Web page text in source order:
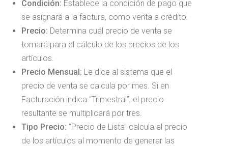
Condición: Establece la condición de pago que
se asignará a la factura, como venta a crédito.
Precio: Determina cuál precio de venta se
tomará para el cálculo de los precios de los
artículos.
Precio Mensual: Le dice al sistema que el
precio de venta se calcula por mes. Si en
Facturación indica “Trimestral”, el precio
resultante se multiplicará por tres.
Tipo Precio: “Precio de Lista” calcula el precio
de los artículos al momento de generar las